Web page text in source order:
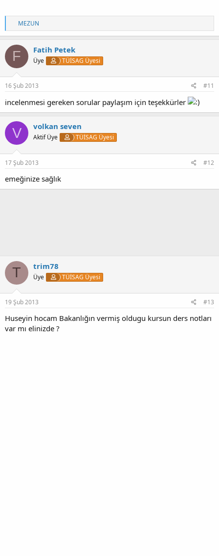
T
e
p
k
i
e
r
:
MEZUN
F Fatih Petek
Üye TÜİSAG Üyesi
16 Şub 2013 #11
incelenmesi gereken sorular paylaşım için teşekkürler
V volkan seven
Aktif Üye TÜİSAG Üyesi
17 Şub 2013 #12
emeğinize sağlık
T trim78
Üye TÜİSAG Üyesi
19 Şub 2013 #13
Huseyin hocam Bakanlığın vermiş oldugu kursun ders notları
var mı elinizde ?